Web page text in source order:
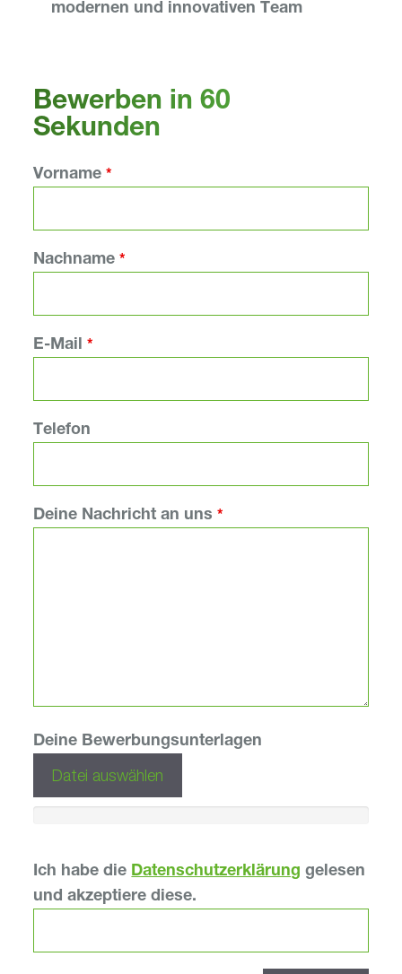
modernen und inno­va­tiven Team
Bewerben in 60
Sekunden
Vorname*
Nachname*
E-Mail*
Telefon
Deine Nachricht an uns*
Deine Bewerbungsunterlagen
Datei auswählen
Ich habe die Datenschutzerklärung gelesen
und akzeptiere diese.